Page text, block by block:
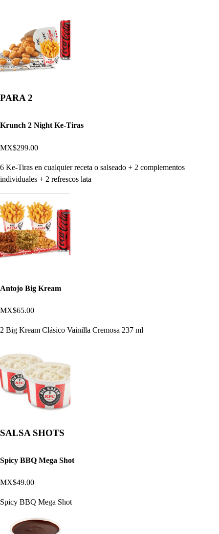
PARA 2
Krunch 2 Night Ke-Tiras
MX$299.00
6 Ke-Tiras en cualquier receta o salseado + 2 complementos
individuales + 2 refrescos lata
Antojo Big Kream
MX$65.00
2 Big Kream Clásico Vainilla Cremosa 237 ml
SALSA SHOTS
Spicy BBQ Mega Shot
MX$49.00
Spicy BBQ Mega Shot